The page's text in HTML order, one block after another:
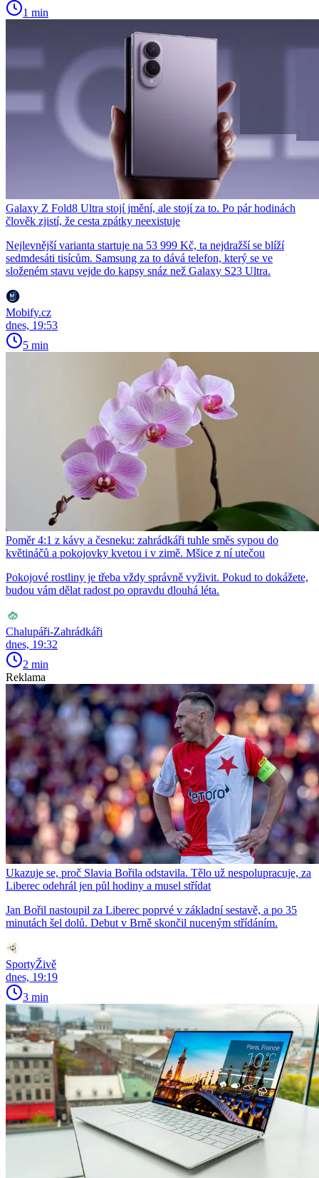
1 min
Galaxy Z Fold8 Ultra stojí jmění, ale stojí za to. Po pár hodinách
člověk zjistí, že cesta zpátky neexistuje
Nejlevnější varianta startuje na 53 999 Kč, ta nejdražší se blíží
sedmdesáti tisícům. Samsung za to dává telefon, který se ve
složeném stavu vejde do kapsy snáz než Galaxy S23 Ultra.
Mobify.cz
dnes, 19:53
5 min
Poměr 4:1 z kávy a česneku: zahrádkáři tuhle směs sypou do
květináčů a pokojovky kvetou i v zimě. Mšice z ní utečou
Pokojové rostliny je třeba vždy správně vyživit. Pokud to dokážete,
budou vám dělat radost po opravdu dlouhá léta.
Chalupáři-Zahrádkáři
dnes, 19:32
2 min
Reklama
Ukazuje se, proč Slavia Bořila odstavila. Tělo už nespolupracuje, za
Liberec odehrál jen půl hodiny a musel střídat
Jan Bořil nastoupil za Liberec poprvé v základní sestavě, a po 35
minutách šel dolů. Debut v Brně skončil nuceným střídáním.
SportyŽivě
dnes, 19:19
3 min